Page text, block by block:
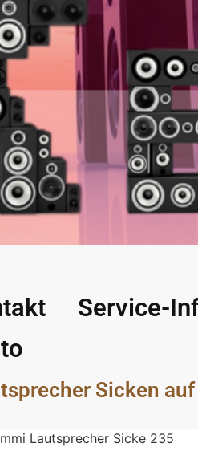
Service-
Sicken
Lautsprecher Sicke 235